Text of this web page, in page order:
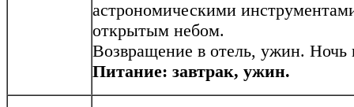
астрономическими
открытым небом.
Возвращение в отель, ужин. Ночь
Питание: завтрак, ужин.